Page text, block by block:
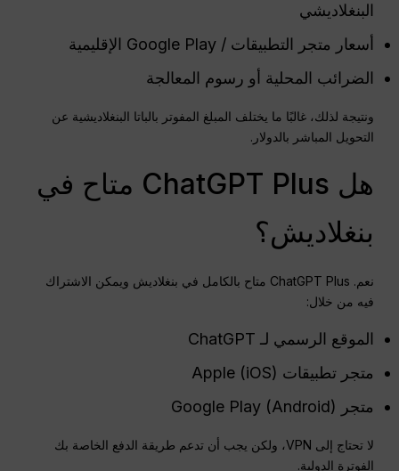
البنغلاديشي
أسعار متجر التطبيقات / Google Play الإقليمية
الضرائب المحلية أو رسوم المعالجة
ونتيجة لذلك، غالبًا ما يختلف المبلغ المفوتر بالباتا البنغلاديشية عن
التحويل المباشر بالدولار.
هل ChatGPT Plus متاح في
بنغلاديش؟
نعم. ChatGPT Plus متاح بالكامل في بنغلاديش ويمكن الاشتراك
فيه من خلال:
الموقع الرسمي لـ ChatGPT
متجر تطبيقات Apple (iOS)
متجر Google Play (Android)
لا تحتاج إلى VPN، ولكن يجب أن تدعم طريقة الدفع الخاصة بك
الفوترة الدولية.